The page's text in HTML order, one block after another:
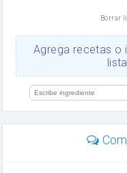
Ajos
salsa de soja
limón
Borrar
Agrega recetas o